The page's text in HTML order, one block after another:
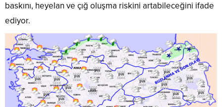
baskını, heyelan ve çığ oluşma riskini artabileceğini ifade
ediyor.